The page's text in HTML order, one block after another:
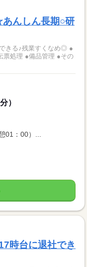
んしん長期○研
きる♪残業すくなめ◎ ●
票処理 ●備品管理 ●その
）
01：00）...
時台に退社でき